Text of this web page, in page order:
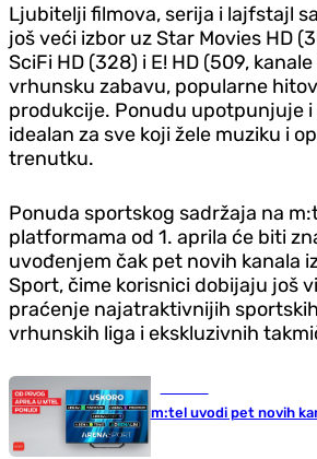
Ljubitelji filmova, serija i lajfstajl
još veći izbor uz Star Movies HD
SciFi HD (328) i E! HD (509,
vrhunsku zabavu, popularne
produkcije. Ponudu upotpunjuje i
idealan za sve koji žele muziku i
trenutku.
Ponuda sportskog sadržaja na
platformama od 1. aprila će biti
uvođenjem čak pet novih kanala
Sport, čime korisnici dobijaju još
praćenje najatraktivnijih
vrhunskih liga i ekskluzivnih
m:tel uvodi pet novih